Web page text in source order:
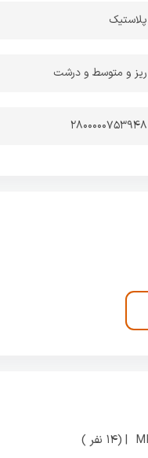
پلاستیک
ریز و متوسط و درشت
2800000753948
| (14 نفر )